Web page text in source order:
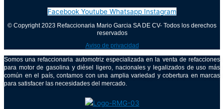
Facebook Youtube Whatsapp Instagram
© Copyright 2023 Refaccionaria Mario Garcia SA DE CV- Todos los derechos
reservados
Aviso de privacidad
Somos una refaccionaria automotriz especializada en la venta de refacciones
para motor de gasolina y diésel ligero, nacionales y legalizados de uso más
común en el país, contamos con una amplia variedad y cobertura en marcas
para satisfacer las necesidades del mercado.